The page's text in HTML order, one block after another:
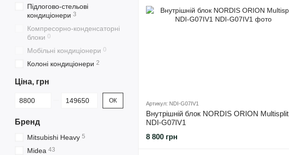
Артикул: NDI-G07IV1
Внутрішній блок NORDIS ORION Multisplit
NDI-G07IV1
8 800 грн
Підлогово-стельові
кондиціонери 3
Компресорно-конденсаторні
блоки 0
Мобільні кондиціонери 0
Колоні кондиціонери 2
Ціна, грн
Від Ціна, грн
До Ціна, грн ОК
Бренд
Mitsubishi Heavy 5
Midea 43